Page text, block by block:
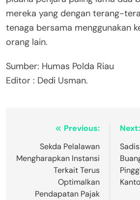
mereka yang dengan terang-
tenaga bersama menggunakan
orang lain.
Sumber: Humas Polda Riau
Editor : Dedi Usman.
NavigasiPrevious:
Sekda Pelalawan
Mengharapkan Instansi
Terkait Terus
Optimalkan
Pendapatan Pajak
Next: